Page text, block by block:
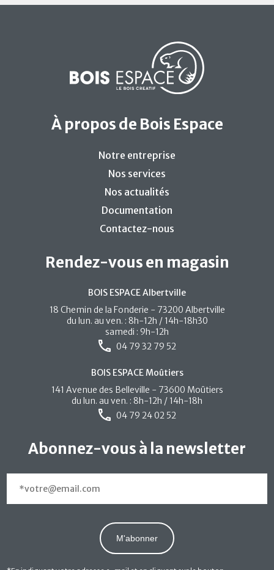
À propos de Bois Espace
Notre entreprise
Nos services
Nos actualités
Documentation
Contactez-nous
Rendez-vous en magasin
BOIS ESPACE Albertville
18 Chemin de la Fonderie - 73200 Albertville
du lun. au ven. : 8h-12h / 14h-18h30
samedi : 9h-12h
04 79 32 79 52
BOIS ESPACE Moûtiers
141 Avenue des Belleville - 73600 Moûtiers
du lun. au ven. : 8h-12h / 14h-18h
04 79 24 02 52
Abonnez-vous à la newsletter